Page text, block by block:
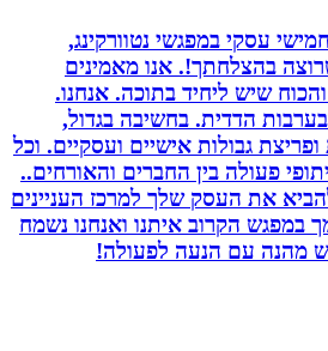
עסקי במפגשי נטוורקינג,
בהצלחתך!. אנו מאמינים
שיש ליחיד בתוכה. אנחנו.
הדדית. בחשיבה בגדול,
גבולות אישיים ועסקיים. וכל
פעולה בין החברים והאורחים..
את העסק שלך למרכז העניינים
הקרוב איתנו ואנחנו נשמח
עם הנעה לפעולה!